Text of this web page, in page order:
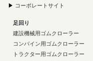
▶ コーポレートサイト
足回り
建設機械用ゴムクローラー
コンバイン用ゴムクローラー
トラクター用ゴムクローラー